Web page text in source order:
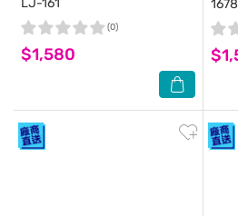
LJ-161
$1,580
(0)
1678